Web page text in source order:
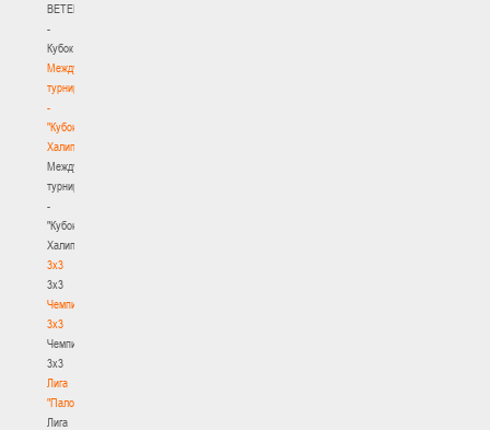
BETERA
-
Кубок
Международный
турнир
-
"Кубок
Халипского"
Международный
турнир
-
"Кубок
Халипского"
3x3
3x3
Чемпионат
3х3
Чемпионат
3х3
Лига
"Палова"
Лига